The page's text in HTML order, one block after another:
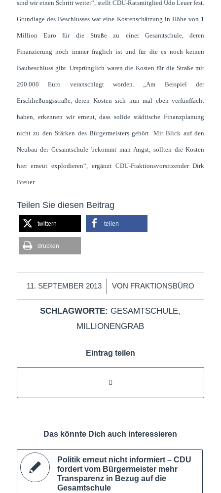
sind wir einen Schritt weiter“, stellt CDU-Ratsmitglied Udo Leuer fest.
Grundlage des Beschlusses war eine Kostenschätzung in Höhe von 1
Million Euro für die Straße zu einer Gesamtschule, deren
Finanzierung noch immer fraglich ist und für die es noch keinen
Baubeschluss gibt. Ursprünglich waren die Kosten für die Straße mit
200.000 Euro veranschlagt worden. „Am Beispiel der
Erschließungsstraße, deren Kosten sich nun mal eben verfünffacht
haben, erkennen wir erneut, dass solide städtische Finanzplanung
nicht zu den Stärken des Bürgermeisters gehört. Mit Blick auf den
Neubau der Gesamtschule bekommt man Angst, sollten die Kosten
hier erneut explodieren“, ergänzt CDU-Fraktionsvorsitzender Dirk
Breuer.
Teilen Sie diesen Beitrag
twittern teilen
drucken
11. SEPTEMBER 2013
/ VON FRAKTIONSBÜRO
SCHLAGWORTE: GESAMTSCHULE,
MILLIONENGRAB
Eintrag teilen
Das könnte Dich auch interessieren
Politik erneut nicht informiert – CDU
fordert vom Bürgermeister mehr
Transparenz in Bezug auf die
Gesamtschule